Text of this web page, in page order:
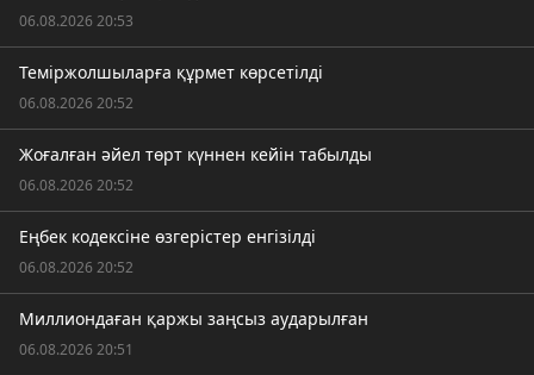
06.08.2026 20:53
Теміржолшыларға құрмет көрсетілді
06.08.2026 20:52
Жоғалған әйел төрт күннен кейін табылды
06.08.2026 20:52
Еңбек кодексіне өзгерістер енгізілді
06.08.2026 20:52
Миллиондаған қаржы заңсыз аударылған
06.08.2026 20:51